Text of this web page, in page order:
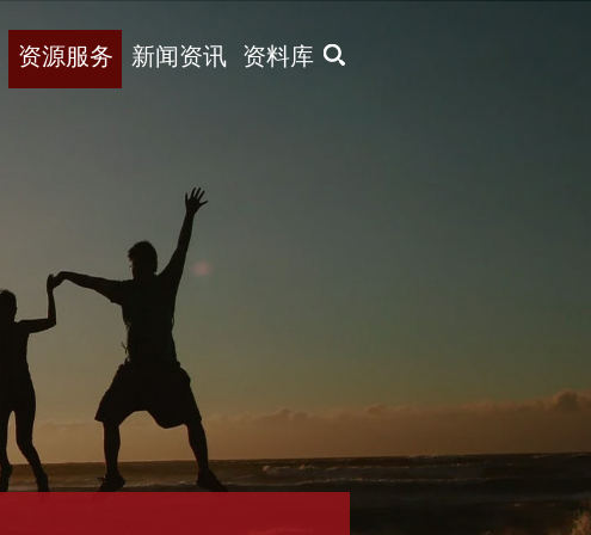
X
资源服务 新闻资讯 资料库